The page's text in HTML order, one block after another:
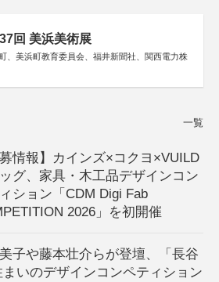
回 美浜美術展
、美浜町教育委員会、福井新聞社、関西電力株
一覧
募情報】カインズ×コクヨ×VUILD
グ、家具・木工品デザインコン
ション「CDM Digi Fab
2026」を初開催
子や藤本壮介らが登壇、「長谷
まいのデザインコンペティション